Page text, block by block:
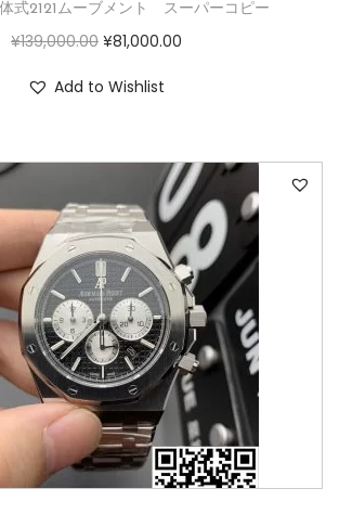
式2121ムーブメント スーパーコピー
¥139,000.00 ¥81,000.00
Add to Wishlist